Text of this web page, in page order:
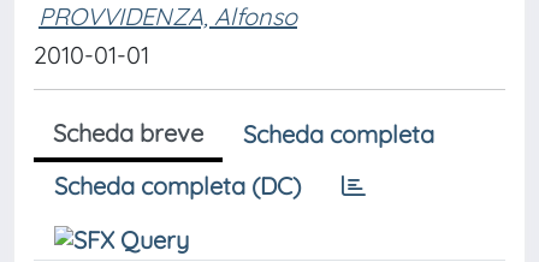
PROVVIDENZA, Alfonso
2010-01-01
Scheda breve
Scheda completa
Scheda completa (DC)